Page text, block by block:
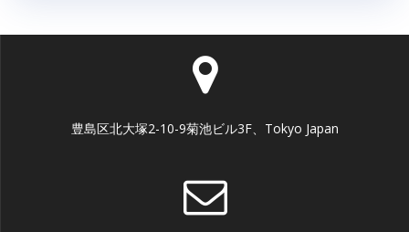
豊島区北大塚2-10-9菊池ビル3F、Tokyo Japan